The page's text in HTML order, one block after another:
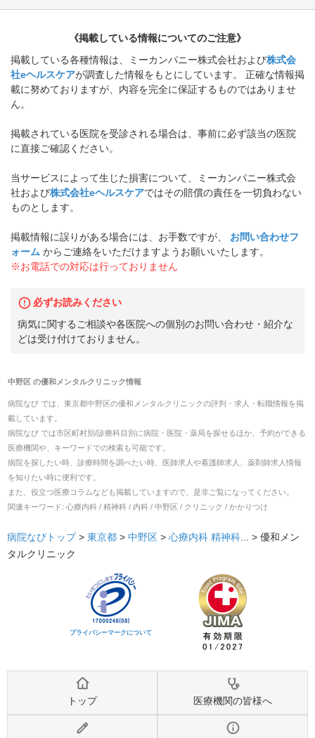
《掲載している情報についてのご注意》
掲載している各種情報は、ミーカンパニー株式会社および株式会
社eヘルスケアが調査した情報をもとにしています。 正確な情報掲
載に努めておりますが、内容を完全に保証するものではありませ
ん。
掲載されている医院を受診される場合は、事前に必ず該当の医院
に直接ご確認ください。
当サービスによって生じた損害について、ミーカンパニー株式会
社および株式会社eヘルスケアではその賠償の責任を一切負わない
ものとします。
掲載情報に誤りがある場合には、お手数ですが、
お問い合わせフ
ォーム からご連絡をいただけますようお願いいたします。
※お電話での対応は行っておりません
必ずお読みください
病気に関するご相談や各医院への個別のお問い合わせ・紹介な
どは受け付けておりません。
中野区の優和メンタルクリニック情報
病院なび では、 東京都中野区の優和メンタルクリニックの評判・求人・転職情報を掲
載しています。
病院なび では市区町村別/診療科目別に病院・医院・薬局を探せるほか、予約ができる
医療機関や、キーワードでの検索も可能です。
病院を探したい時、診療時間を調べたい時、医師求人や看護師求人、薬剤師求人情報
を知りたい時に便利です。
また、役立つ医療コラムなども掲載していますので、是非ご覧になってください。
関連キーワード: 心療内科 / 精神科 / 内科 / 中野区 / クリニック / かかりつけ
病院なびトップ > 東京都 > 中野区 > 心療内科 精神科... > 優和メン
タルクリニック
プライバシーマークについて
トップ 医療機関の皆様へ